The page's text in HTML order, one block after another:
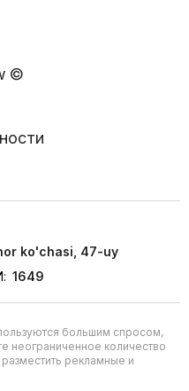
©
ko'chasi, 47-uy
1649
большим спросом,
неограниченное количество
рекламные и